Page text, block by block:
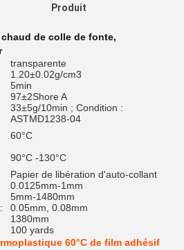
Produit
de colle de fonte,
transparente
1.20±0.02g/cm3
5min
97±2Shore A
33±5g/10min ; Condition :
ASTMD1238-04
60°C
90°C -130°C
Papier de libération d'auto-collant
0.0125mm-1mm
5mm-1480mm
0.05mm, 0.08mm
1380mm
100 yards
60°C de film adhésif